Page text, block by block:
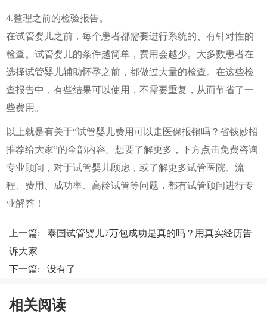
4.整理之前的检验报告。
在试管婴儿之前，每个患者都需要进行系统的、有针对性的
检查。试管婴儿的条件越简单，费用会越少。大多数患者在
选择试管婴儿辅助怀孕之前，都做过大量的检查。在这些检
查报告中，有些结果可以使用，不需要重复，从而节省了一
些费用。
以上就是有关于“试管婴儿费用可以走医保报销吗？省钱妙招
推荐给大家”的全部内容。想要了解更多，下方点击免费咨询
专业顾问，对于试管婴儿顾虑，或了解更多试管医院、流
程、费用、成功率、高龄试管等问题，都有试管顾问进行专
业解答！
上一篇: 泰国试管婴儿7万包成功是真的吗？用真实经历告
诉大家
下一篇: 没有了
相关阅读